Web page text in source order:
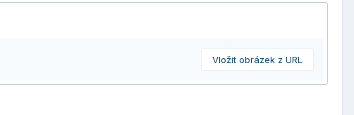
Vložit obrázek z URL